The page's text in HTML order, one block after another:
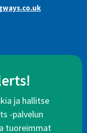
ja hallitse
-palvelun
tuoreimmat